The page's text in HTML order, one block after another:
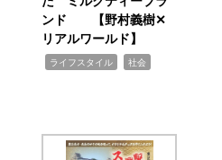
ンド 【野村義樹✕
リアルワールド】
ライフスタイル 社会